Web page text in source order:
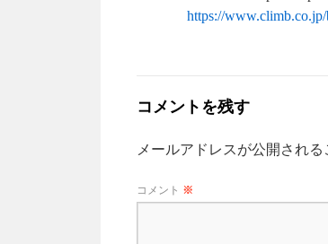
https://www.climb.co.jp/
コメントを残す
メールアドレスが公開される
コメント ※